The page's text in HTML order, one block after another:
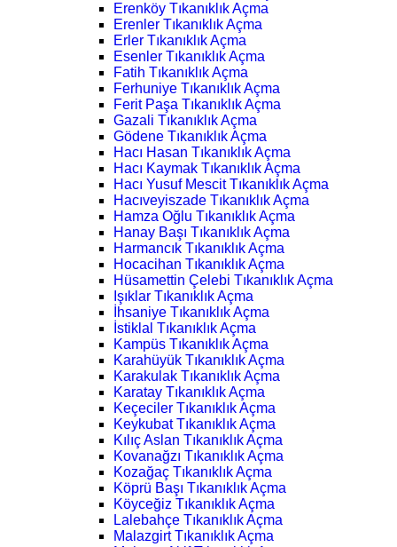
Erenköy Tıkanıklık Açma
Erenler Tıkanıklık Açma
Erler Tıkanıklık Açma
Esenler Tıkanıklık Açma
Fatih Tıkanıklık Açma
Ferhuniye Tıkanıklık Açma
Ferit Paşa Tıkanıklık Açma
Gazali Tıkanıklık Açma
Gödene Tıkanıklık Açma
Hacı Hasan Tıkanıklık Açma
Hacı Kaymak Tıkanıklık Açma
Hacı Yusuf Mescit Tıkanıklık Açma
Hacıveyiszade Tıkanıklık Açma
Hamza Oğlu Tıkanıklık Açma
Hanay Başı Tıkanıklık Açma
Harmancık Tıkanıklık Açma
Hocacihan Tıkanıklık Açma
Hüsamettin Çelebi Tıkanıklık Açma
Işıklar Tıkanıklık Açma
İhsaniye Tıkanıklık Açma
İstiklal Tıkanıklık Açma
Kampüs Tıkanıklık Açma
Karahüyük Tıkanıklık Açma
Karakulak Tıkanıklık Açma
Karatay Tıkanıklık Açma
Keçeciler Tıkanıklık Açma
Keykubat Tıkanıklık Açma
Kılıç Aslan Tıkanıklık Açma
Kovanağzı Tıkanıklık Açma
Kozağaç Tıkanıklık Açma
Köprü Başı Tıkanıklık Açma
Köyceğiz Tıkanıklık Açma
Lalebahçe Tıkanıklık Açma
Malazgirt Tıkanıklık Açma